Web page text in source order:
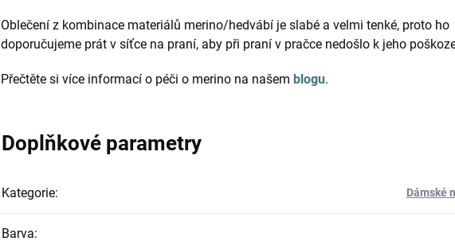
Oblečení z kombinace materiálů merino/hedvábí je slabé a velmi tenké, proto ho
doporučujeme prát v síťce na praní, aby při praní v pračce nedošlo k jeho
Přečtěte si více informací o péči o merino na našem blogu.
Doplňkové parametry
Kategorie: Dámské
Barva: